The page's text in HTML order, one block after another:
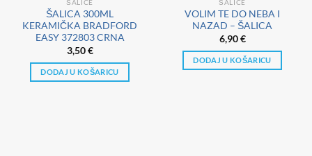
ŠALICE
ŠALICA 300ML
KERAMIČKA BRADFORD
EASY 372803 CRNA
3,50€
DODAJ U KOŠARICU
ŠALICE
VOLIM TE DO NEBA I
NAZAD – ŠALICA
6,90€
DODAJ U KOŠARICU